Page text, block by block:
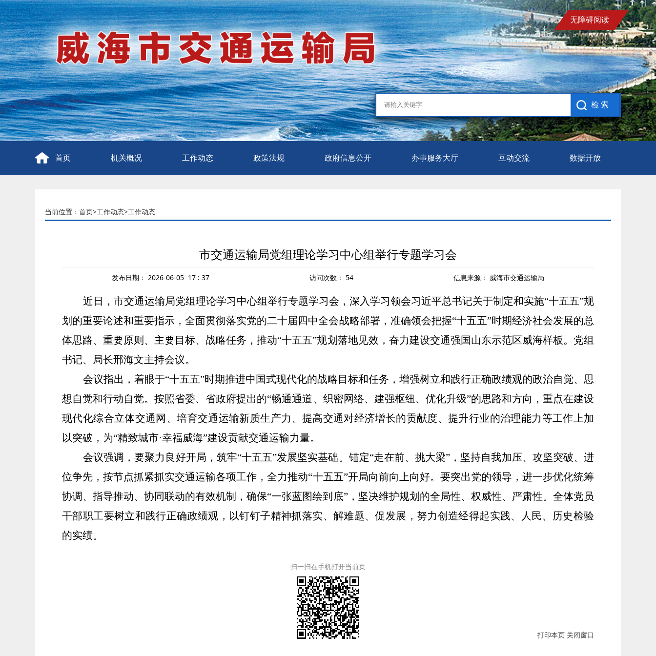
无障碍阅读
首页 机关概况 工作动态 政策法规 政府信息公开 办事服务大厅 互动交流 数据开放
当前位置： 首页>工作动态>工作动态
市交通运输局党组理论学习中心组举行专题学习会
发布日期： 2026-06-05 17 : 37 访问次数： 54 信息来源： 威海市交通运输局
近日，市交通运输局党组理论学习中心组举行专题学习会 ，深入学习领会习近平总书记关于制定和实施“十五五”规
划的重要论述和重要指示，全面贯彻落实党的二十届四中全会战略部署，准确领会把握“十五五”时期经济社会发展的总
体思路、重要原则、主要目标、战略任务，推动“十五五”规划落地见效，奋力建设交通强国山东示范区威海样板。 党组
书记、局长邢海文主持会议。
会议指出，着眼于“十五五”时期推进中国式现代化的战略目标和任务，增强树立和践行正确政绩观的政治自觉、思
想自觉和行动自觉。按照省委、省政府提出的“畅通通道、织密网络、建强枢纽、优化升级”的思路和方向，重点在建设
现代化综合立体交通网 、培育交通运输新质生产力、 提高交通对经济增长的贡献度、提升行业的治理能力等工作上加
以突破，为“精致城市·幸福威海”建设贡献交通运输力量。
会议强调，要聚力良好开局，筑牢“十五五”发展坚实基础。锚定“走在前、挑大梁”，坚持自我加压、攻坚突破、进
位争先，按节点抓紧抓实交通运输各项工作，全力推动“十五五”开局向前向上向好。要突出党的领导，进一步优化统筹
协调、指导推动、协同联动的有效机制，确保“一张蓝图绘到底”，坚决维护规划的全局性、 权威性、严肃性。 全体党员
干部职工要树立和践行正确政绩观，以钉钉子精神抓落实、解难题、促发展，努力创造经得起实践、人民、历史检验
的实绩。
扫一扫在手机打开当前页
打印本页 关闭窗口